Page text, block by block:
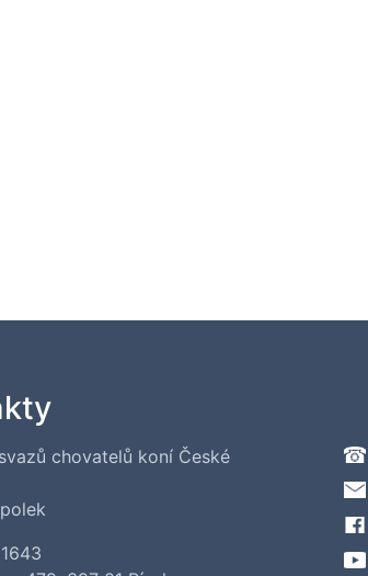
chovatelů koní České